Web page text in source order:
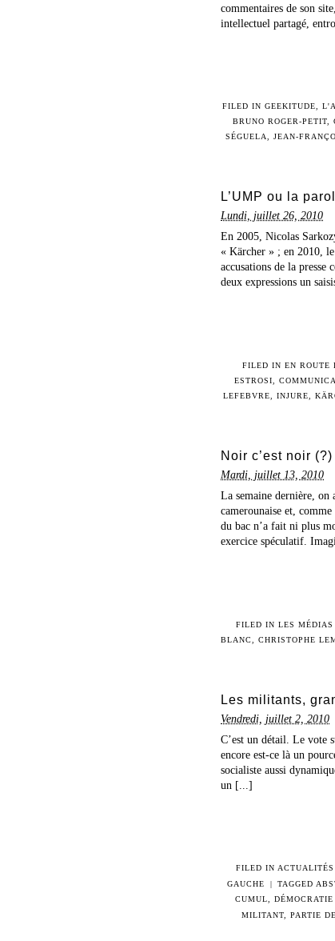
commentaires de son
intellectuel partagé,
FILED INGEEKITUDE ,
BRUNO ROGER-PETIT,
SÉGUELA
JEAN-
L’UMP ou la
Lundi, juillet 26, 2010
En 2005, Nicolas
« Kärcher » ; en 2010,
accusations de la
deux expressions un
FILED IN EN ROUTE
ESTROSI
LEFEBVRE
INJURE
Noir c’est noir (?)
Mardi, juillet 13, 2010
La semaine dernière, on
camerounaise et,
du bac n’a fait ni plus
exercice spéculatif.
FILED INLES
BLANC
CHRISTOPHE
Les militants,
Vendredi, juillet 2, 2010
C’est un détail. Le vote
encore est-ce là un
socialiste aussi
un [...]
FILED IN
GAUCHE
| TAGGED
CUMUL
MILITANT ,PARTIE